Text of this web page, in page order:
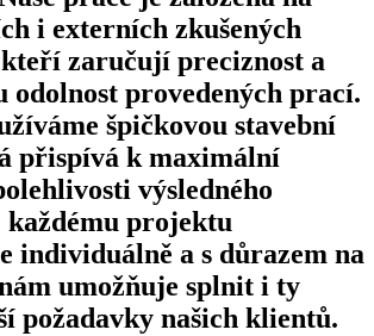
i externích zkušených
zaručují preciznost a
odolnost provedených prací.
špičkovou stavební
přispívá k maximální
výsledného
projektu
individuálně a s důrazem na
umožňuje splnit i ty
požadavky našich klientů.